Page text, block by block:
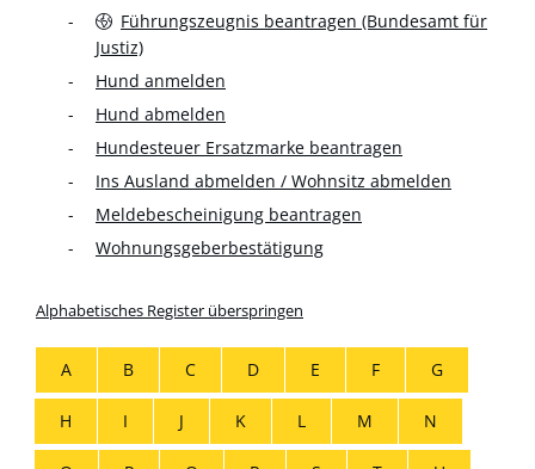
Führungszeugnis beantragen (Bundesamt für
Justiz)
Hund anmelden
Hund abmelden
Hundesteuer Ersatzmarke beantragen
Ins Ausland abmelden / Wohnsitz abmelden
Meldebescheinigung beantragen
Wohnungsgeberbestätigung
Alphabetisches Register überspringen
A B C D E F G
H I J K L M N